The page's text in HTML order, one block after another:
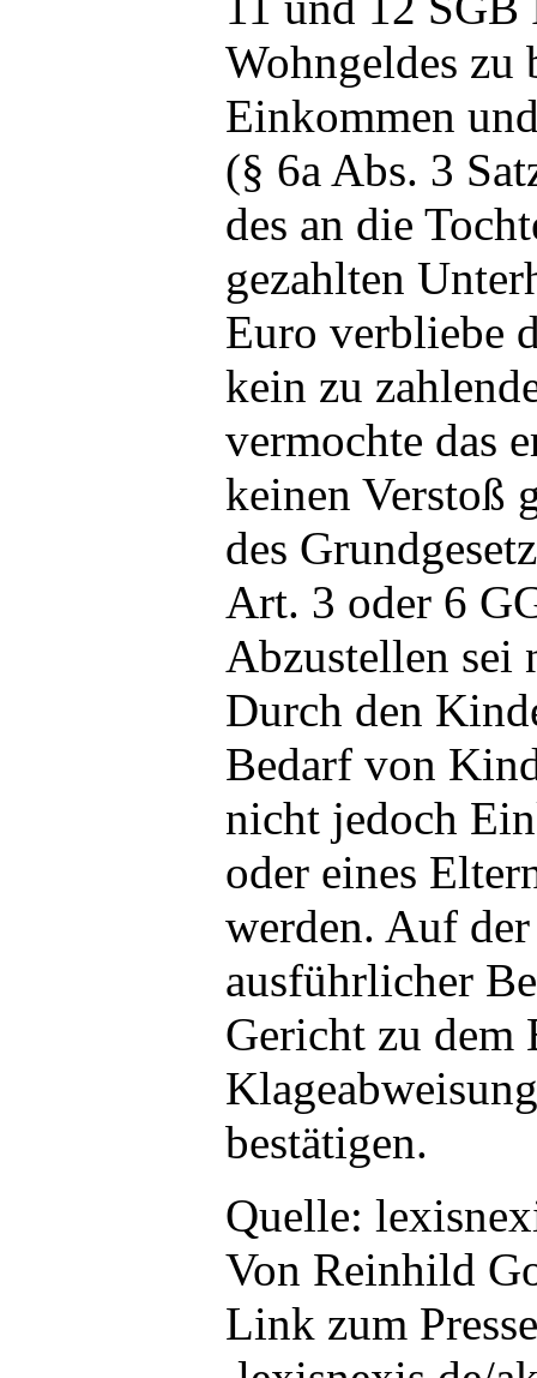
Wohngeldes zu
Einkommen
(§ 6a Abs. 3
des an die
gezahlten
Euro verbliebe
kein zu
vermochte das
keinen Verstoß
des
Art. 3 oder 6
Abzustellen sei
Durch den
Bedarf von
nicht jedoch
oder eines
werden. Auf
ausführlicher
Gericht zu dem
bestätigen.
Quelle:
Von Reinhild
Link zum